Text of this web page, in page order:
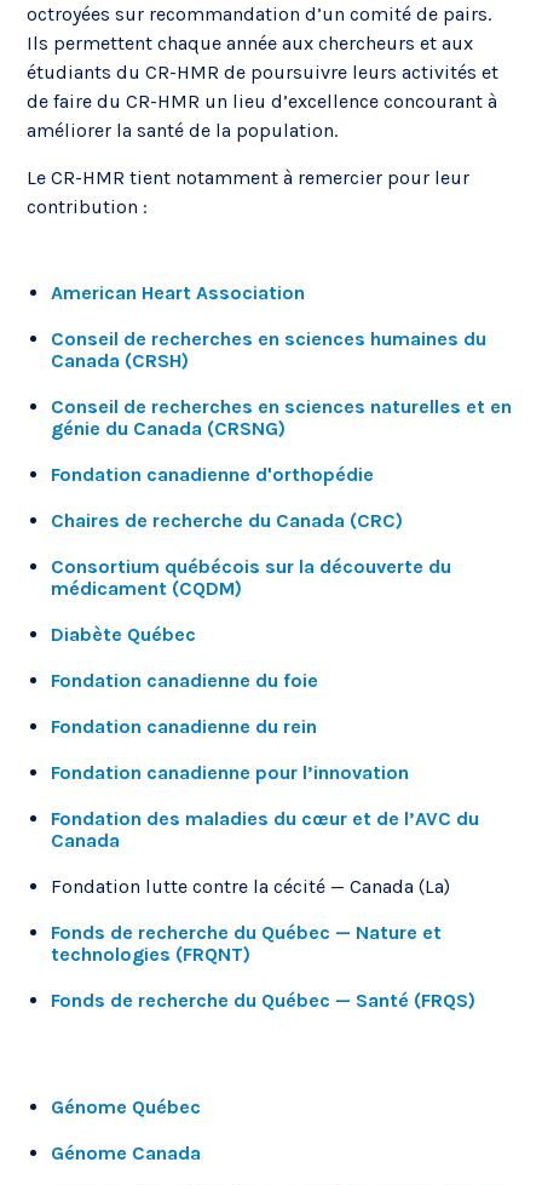
octroyées sur recommandation d’un comité de pairs.
Ils permettent chaque année aux chercheurs et aux
étudiants du CR-HMR de poursuivre leurs activités et
de faire du CR-HMR un lieu d’excellence concourant à
améliorer la santé de la population.
Le CR-HMR tient notamment à remercier pour leur
contribution :
American Heart Association
Conseil de recherches en sciences humaines du
Canada (CRSH)
Conseil de recherches en sciences naturelles et en
génie du Canada (CRSNG)
Fondation canadienne d'orthopédie
Chaires de recherche du Canada (CRC)
Consortium québécois sur la découverte du
médicament (CQDM)
Diabète Québec
Fondation canadienne du foie
Fondation canadienne du rein
Fondation canadienne pour l’innovation
Fondation des maladies du cœur et de l’AVC du
Canada
Fondation lutte contre la cécité — Canada (La)
Fonds de recherche du Québec — Nature et
technologies (FRQNT)
Fonds de recherche du Québec — Santé (FRQS)
Génome Québec
Génome Canada